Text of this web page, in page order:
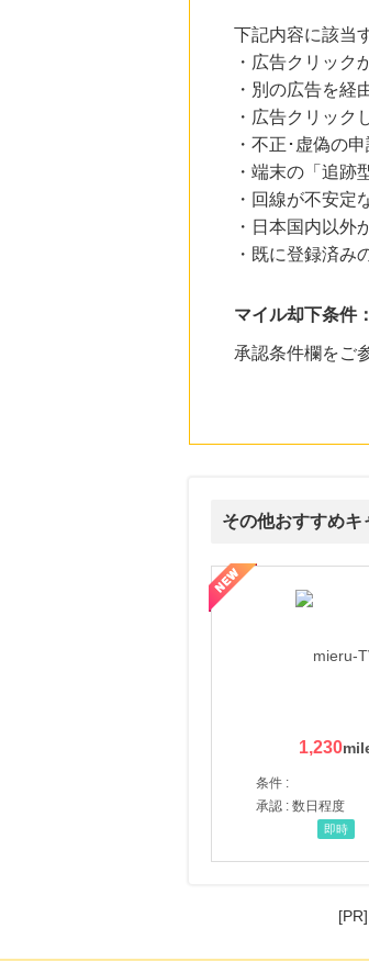
下記内容に該当
・広告クリック
・別の広告を経
・広告クリック
・不正･虚偽の
・端末の「追跡
・回線が不安定
・日本国内以外
・既に登録済み
マイル却下条件：
承認条件欄をご
その他おすすめキ
1,230
条件 :
承認 : 数日程度
即時
【LOJEL公式サイト】スー
【ロデオ
[PR]